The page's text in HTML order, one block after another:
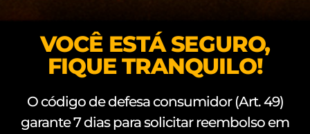
VOCÊ ESTÁ SEGURO,
FIQUE TRANQUILO!
O código de defesa consumidor (Art. 49)
garante 7 dias para solicitar reembolso em